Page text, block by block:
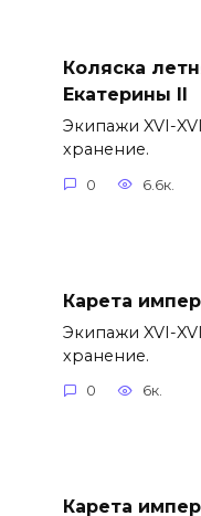
Коляска
Екатерины II
Экипажи XVI-
хранение.
0 6.6к.
Карета
Экипажи XVI-
хранение.
0 6к.
Карета